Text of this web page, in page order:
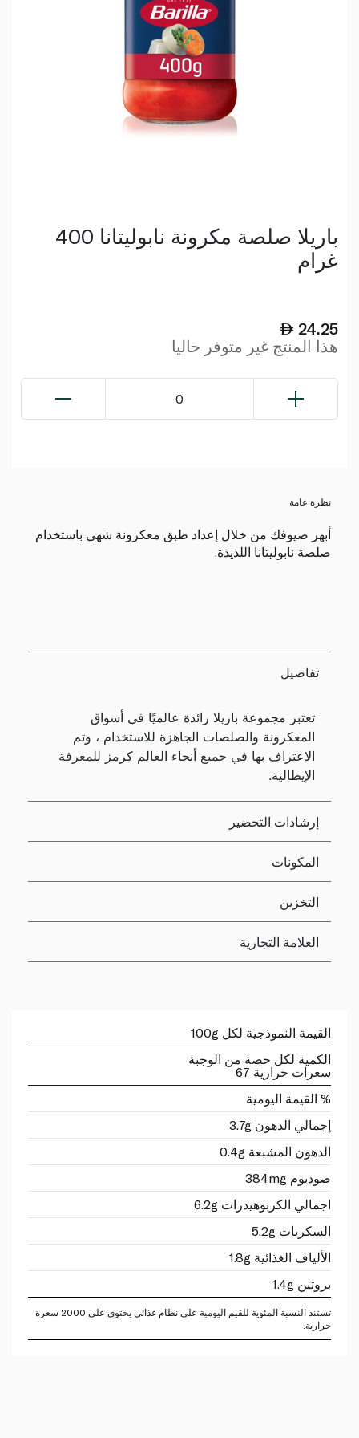
باريلا صلصة مكرونة نابوليتانا 400
غرام
24.25
هذا المنتج غير متوفر حاليا
0
نظرة عامة
أبهر ضيوفك من خلال إعداد طبق معكرونة شهي باستخدام
صلصة نابوليتانا اللذيذة.
تفاصيل
تعتبر مجموعة باريلا رائدة عالميًا في أسواق
المعكرونة والصلصات الجاهزة للاستخدام ، وتم
الاعتراف بها في جميع أنحاء العالم كرمز للمعرفة
الإيطالية.
إرشادات التحضير
المكونات
التخزين
العلامة التجارية
القيمة النموذجية لكل 100g
الكمية لكل حصة من الوجبة
سعرات حرارية 67
% القيمة اليومية
إجمالي الدهون 3.7g
الدهون المشبعة 0.4g
صوديوم 384mg
اجمالي الكربوهيدرات 6.2g
السكريات 5.2g
الألياف الغذائية 1.8g
بروتين 1.4g
تستند النسبة المئوية للقيم اليومية على نظام غذائي يحتوي على 2000 سعرة
حرارية.